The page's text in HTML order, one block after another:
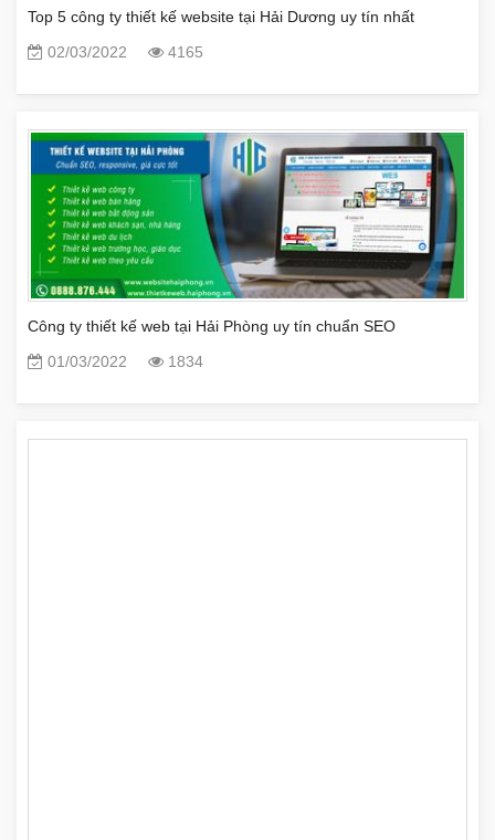
Top 5 công ty thiết kế website tại Hải Dương uy tín nhất
02/03/2022
4165
Công ty thiết kế web tại Hải Phòng uy tín chuẩn SEO
01/03/2022
1834